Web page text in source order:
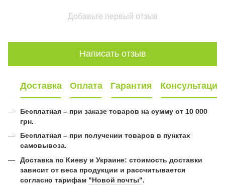
Добавьте первый отзыв
Написать отзыв
Доставка Оплата Гарантия Консультация
Бесплатная – при заказе товаров на сумму от 10 000
грн.
Бесплатная – при получении товаров в пунктах
самовывоза.
Доставка по Киеву и Украине: стоимость доставки
зависит от веса продукции и рассчитывается
согласно тарифам "Новой почты".